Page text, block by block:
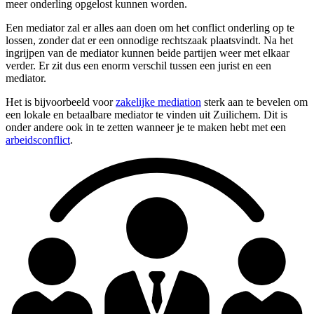
meer onderling opgelost kunnen worden.
Een mediator zal er alles aan doen om het conflict onderling op te
lossen, zonder dat er een onnodige rechtszaak plaatsvindt. Na het
ingrijpen van de mediator kunnen beide partijen weer met elkaar
verder. Er zit dus een enorm verschil tussen een jurist en een
mediator.
Het is bijvoorbeeld voorzakelijke mediation sterk aan te bevelen om
een lokale en betaalbare mediator te vinden uit Zuilichem. Dit is
onder andere ook in te zetten wanneer je te maken hebt met een
arbeidsconflict.